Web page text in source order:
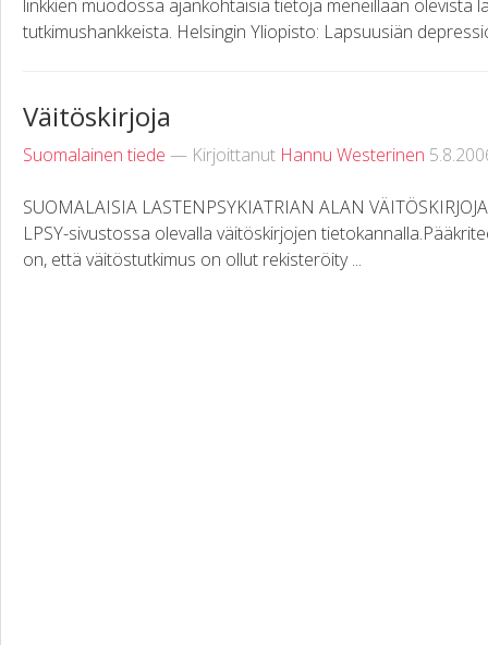
linkkien muodossa ajankohtaisia tietoja meneillään olevista
tutkimushankkeista. Helsingin Yliopisto: Lapsuusiän
Väitöskirjoja
Suomalainen tiede — Kirjoittanut Hannu Westerinen
SUOMALAISIA LASTENPSYKIATRIAN ALAN
LPSY-sivustossa olevalla väitöskirjojen
on, että väitöstutkimus on ollut rekisteröity ...